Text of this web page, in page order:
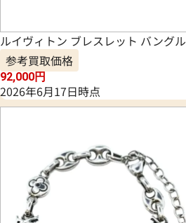
ルイヴィトン ブレスレット バングル
参考買取価格
92,000円
2026年6月17日時点